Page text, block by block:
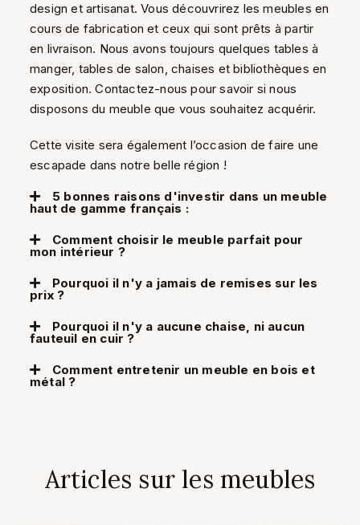
design et artisanat. Vous découvrirez les meubles en
cours de fabrication et ceux qui sont prêts à partir
en livraison. Nous avons toujours quelques tables à
manger, tables de salon, chaises et bibliothèques en
exposition. Contactez-nous pour savoir si nous
disposons du meuble que vous souhaitez acquérir.
Cette visite sera également l’occasion de faire une
escapade dans notre belle région !
5 bonnes raisons d'investir dans un meuble
haut de gamme français :
Comment choisir le meuble parfait pour
mon intérieur ?
Pourquoi il n'y a jamais de remises sur les
prix ?
Pourquoi il n'y a aucune chaise, ni aucun
fauteuil en cuir ?
Comment entretenir un meuble en bois et
métal ?
Articles sur les meubles